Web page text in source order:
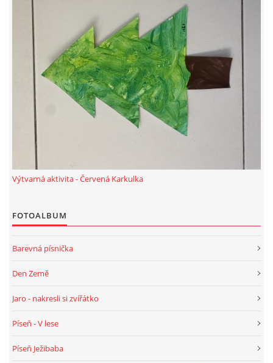
HÁDANKY K TÉMATU JARO, LÉTO, PODZIM,ZIMA
PÍSNĚ K TÉMATU JARO
BÁSNĚ K TÉMATU JARO
POHYBOVÉ AKTIVITY NA TÉMA JARO
PÍSNĚ K TÉMATU LÉTO
BÁSNĚ K TÉMATU LÉTO
PÍSNĚ K TÉMATU PODZIM
Výtvarná aktivita - Červená Karkulka
FOTOALBUM
Barevná písnička
Den Země
Jaro - nakresli si zvířátko
Píseň - V lese
Píseň Ježibaba